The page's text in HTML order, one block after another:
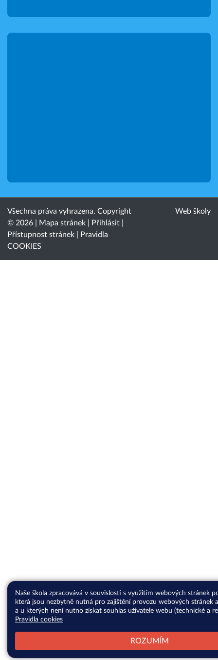
Všechna práva vyhrazena. Copyright
© 2026 |
Mapa stránek Přihlásit
Přístupnost stránek
Pravidla
COOKIES
Web školy
Naše škola zpracovává v souvislosti s využitím webových stránek
která jsou nezbytně nutná pro zajištění provozu webových stránek
a u kterých není nutno získat souhlas uživatele webu (technické a
Pravidla cookies
ROZUMÍM